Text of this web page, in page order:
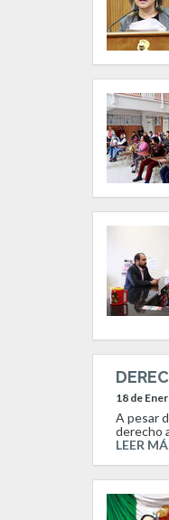
18 de
A pesar
derecho
LEER